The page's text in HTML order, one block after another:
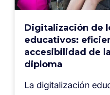
Digitalización de
educativos:
accesibilidad de
diploma
La digitalización